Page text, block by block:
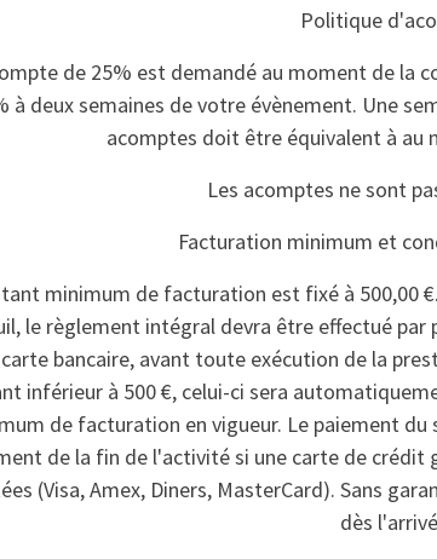
Politique
de 25% est demandé au moment de la
à deux semaines de votre évènement. Une
acomptes doit être équivalent à au
Les acomptes ne sont
Facturation minimum et
minimum de facturation est fixé à 500,00
le règlement intégral devra être effectué
bancaire, avant toute exécution de la
inférieur à 500 €, celui-ci sera
de facturation en vigueur. Le paiement
de la fin de l'activité si une carte de
(Visa, Amex, Diners, MasterCard). Sans
dès